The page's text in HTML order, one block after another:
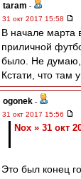
taram -
31 окт 2017 15:58
В начале марта
приличной
было. Не думаю,
Кстати, что там
ogonek -
31 окт 2017 15:56
Nox » 31 окт
Это был конец